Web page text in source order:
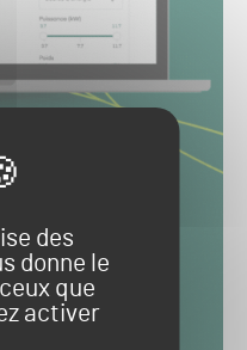
des
donne le
que
activer